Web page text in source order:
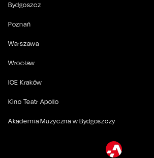
Bydgoszcz
Poznań
Warszawa
Wrocław
ICE Kraków
Kino Teatr Apollo
Akademia Muzyczna w Bydgoszczy